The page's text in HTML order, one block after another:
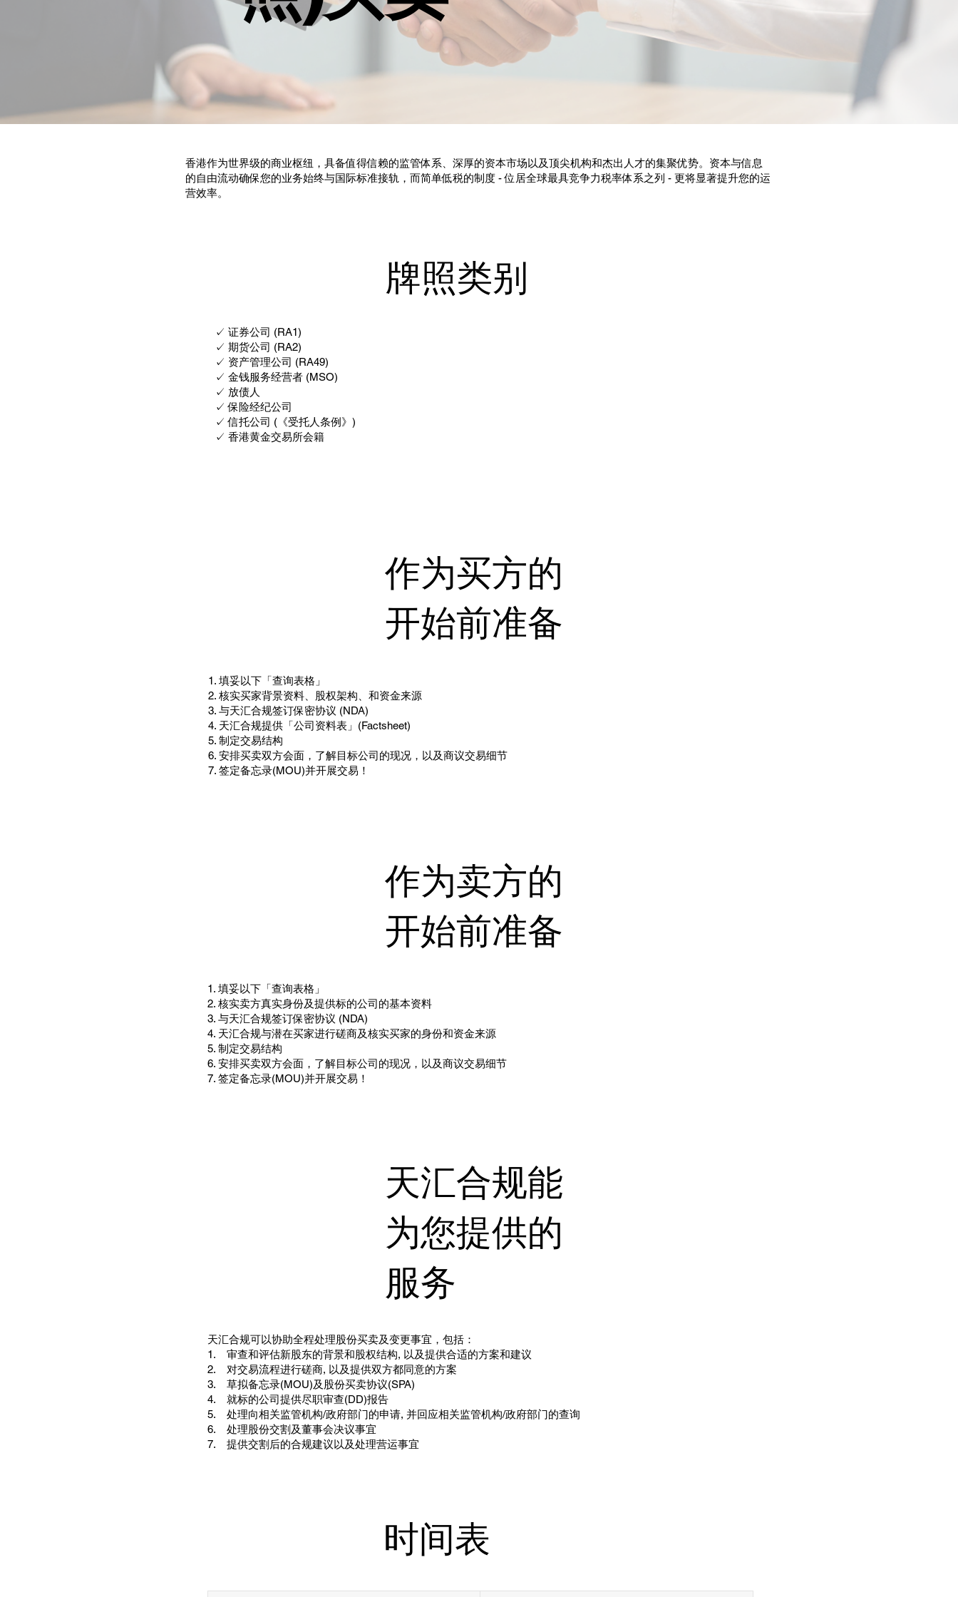
香港作为世界级的商业枢纽，具备值得信赖的监管体系、深厚的资本市场以及顶尖机构和杰出人才的集聚优势。资本与信息
的自由流动确保您的业务始终与国际标准接轨，而简单低税的制度 - 位居全球最具竞争力税率体系之列 - 更将显著提升您的运
营效率。
牌照类别
✓ 证券公司 (RA1)
✓ 期货公司 (RA2)
✓ 资产管理公司 (RA49)
✓ 金钱服务经营者 (MSO)
✓ 放债人
✓ 保险经纪公司
✓ 信托公司 (《受托人条例》)
✓ 香港黄金交易所会籍
​作为卖方的
开始前准备
​1. 填妥以下「查询表格」
2. 核实卖方真实身份及提供标的公司的基本资料
3. 与天汇合规签订保密协议 (NDA)
4. 天汇合规与潜在买家进行磋商及核实买家的身份和资金来源
5. 制定交易结构
6. 安排买卖双方会面，了解目标公司的现况，以及商议交易细节
7. 签定备忘录(MOU)并开展交易！
​天汇合规能
为您提供的
服务
天汇合规可以协助全程处理股份买卖及变更事宜，包括：
1. 审查和评估新股东的背景和股权结构, 以及提供合适的方案和建议
2. 对交易流程进行磋商, 以及提供双方都同意的方案
3. 草拟备忘录(MOU)及股份买卖协议(SPA)
4. 就标的公司提供尽职审查(DD)报告
5. 处理向相关监管机构/政府部门的申请, 并回应相关监管机构/政府部门的查询
6. 处理股份交割及董事会决议事宜
7. 提供交割后的合规建议以及处理营运事宜
作为买方的
开始前准备
​1. 填妥以下「查询表格」
2. 核实买家背景资料、股权架构、和资金来源
3. 与天汇合规签订保密协议 (NDA)
4. 天汇合规提供「公司资料表」(Factsheet)
5. 制定交易结构
6. 安排买卖双方会面，了解目标公司的现况，以及商议交易细节
7. 签定备忘录(MOU)并开展交易！
时间表